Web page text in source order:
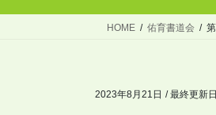
HOME 佑育書道会
2023年8月21日 / 最終更新